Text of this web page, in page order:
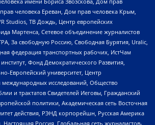
человека Ереван, Дом прав человека Крым,
Studios, ТВ Дождь, Центр европейских
Мартенса, Сетевое объединение журналистов
За свободную Россию, Свободная Бурятия, Uralic,
федерация транспортных рабочих, ИстЧам
Фонд Демократического Развития,
Европейский университет, Центр
международных исследований, Общество
и трактатов Свидетелей Иеговы, Гражданский
политики, Академическая сеть Восточная
действия, РЭНД корпорейшн, Русская Америка
Настоящая Россия, Глобальная сеть журналистов-